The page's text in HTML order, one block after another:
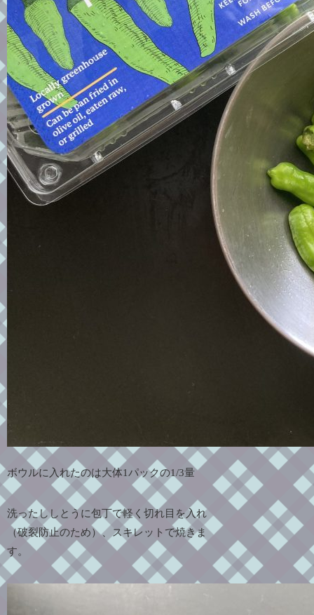
ボウルに入れたのは大体1パックの1/3量
洗ったししとうに包丁で軽く切れ目を入れ
（破裂防止のため）、スキレットで焼きま
す。